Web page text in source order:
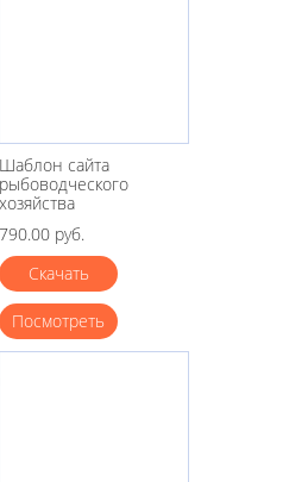
Шаблон сайта
рыбоводческого
хозяйства
790.00 руб.
Скачать
Посмотреть